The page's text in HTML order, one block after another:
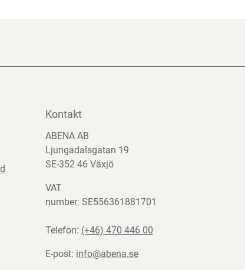
Kontakt
ABENA AB
Ljungadalsgatan 19
SE-352 46 Växjö
VAT
number: SE556361881701
Telefon: (+46) 470 446 00
E-post: info@abena.se